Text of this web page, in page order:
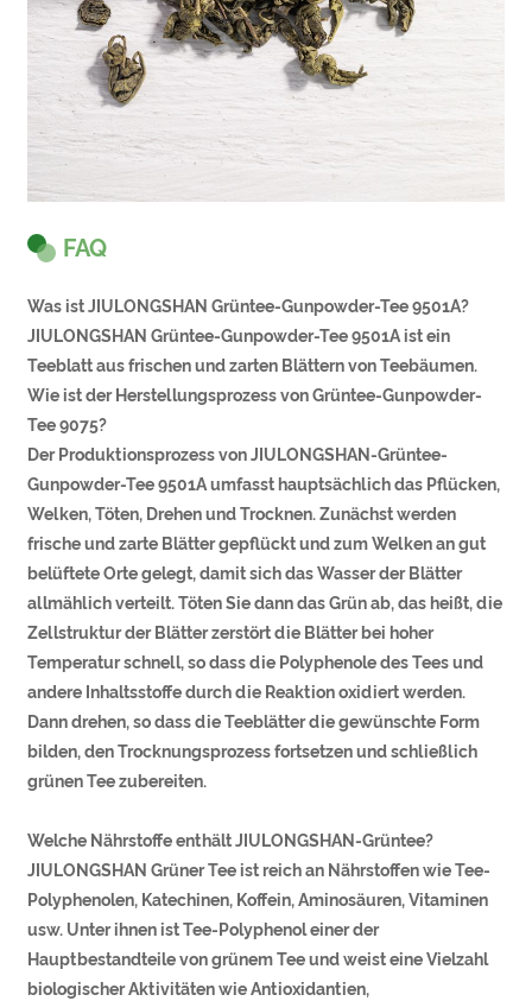
FAQ
Was ist JIULONGSHAN Grüntee-Gunpowder-Tee 9501A?
JIULONGSHAN Grüntee-Gunpowder-Tee 9501A ist ein
Teeblatt aus frischen und zarten Blättern von Teebäumen.
Wie ist der Herstellungsprozess von Grüntee-Gunpowder-
Tee 9075?
Der Produktionsprozess von JIULONGSHAN-Grüntee-
Gunpowder-Tee 9501A umfasst hauptsächlich das Pflücken,
Welken, Töten, Drehen und Trocknen. Zunächst werden
frische und zarte Blätter gepflückt und zum Welken an gut
belüftete Orte gelegt, damit sich das Wasser der Blätter
allmählich verteilt. Töten Sie dann das Grün ab, das heißt, die
Zellstruktur der Blätter zerstört die Blätter bei hoher
Temperatur schnell, so dass die Polyphenole des Tees und
andere Inhaltsstoffe durch die Reaktion oxidiert werden.
Dann drehen, so dass die Teeblätter die gewünschte Form
bilden, den Trocknungsprozess fortsetzen und schließlich
grünen Tee zubereiten.
Welche Nährstoffe enthält JIULONGSHAN-Grüntee?
JIULONGSHAN Grüner Tee ist reich an Nährstoffen wie Tee-
Polyphenolen, Katechinen, Koffein, Aminosäuren, Vitaminen
usw. Unter ihnen ist Tee-Polyphenol einer der
Hauptbestandteile von grünem Tee und weist eine Vielzahl
biologischer Aktivitäten wie Antioxidantien,